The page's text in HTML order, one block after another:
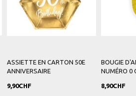
ASSIETTE EN CARTON 50E
ANNIVERSAIRE
9,90CHF
BOUGIE
NUMÉRO 0
8,90CHF